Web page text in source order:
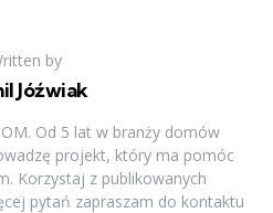
by
Jóźwiak
Od 5 lat w branży domów
projekt, który ma pomóc
Korzystaj z publikowanych
pytań zapraszam do kontaktu